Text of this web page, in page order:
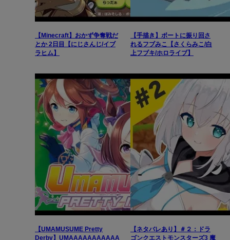
【Minecraft】おかず争奪戦だ
とか 2日目【にじさんじ/イブ
ラヒム】
【手描き】ボートに振り回さ
れるフブみこ【さくらみこ/白
上フブキ/ホロライブ】
【UMAMUSUME Pretty
Derby】UMAAAAAAAAAAA
【ネタバレあり】＃２：ドラ
ゴンクエストモンスターズ3 魔